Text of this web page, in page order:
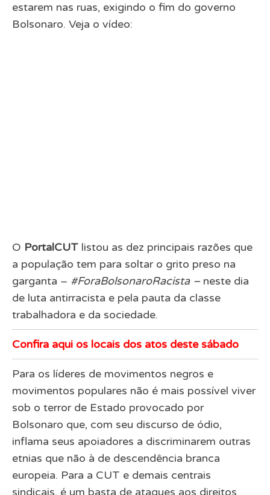
estarem nas ruas, exigindo o fim do governo
Bolsonaro. Veja o vídeo:
O PortalCUT listou as dez principais razões que
a população tem para soltar o grito preso na
garganta – #ForaBolsonaroRacista – neste dia
de luta antirracista e pela pauta da classe
trabalhadora e da sociedade.
Confira aqui os locais dos atos deste sábado
Para os líderes de movimentos negros e
movimentos populares não é mais possível viver
sob o terror de Estado provocado por
Bolsonaro que, com seu discurso de ódio,
inflama seus apoiadores a discriminarem outras
etnias que não à de descendência branca
europeia. Para a CUT e demais centrais
sindicais, é um basta de ataques aos direitos